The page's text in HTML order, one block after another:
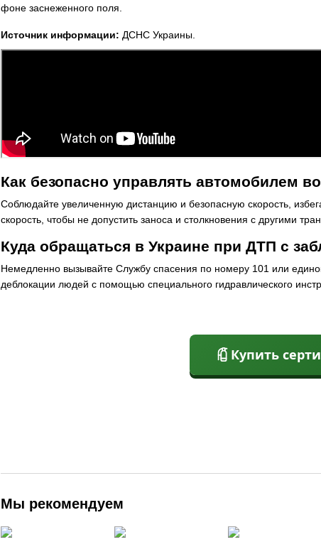
Источник информации: ДСНС Украины.
Как безопасно управлять автомобилем
Соблюдайте увеличенную дистанцию и безопасную скорость,
скорость, чтобы не допустить заноса и столкновения с другими
Куда обращаться в Украине при ДТП с
Немедленно вызывайте Службу спасения по номеру 101 или
деблокации людей с помощью специального гидравлического
Купить
Мы рекомендуем